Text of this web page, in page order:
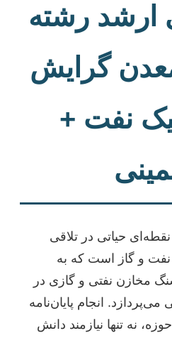
ارشد رشته
گرایش
نفت +
حیاتی در تلاقی
و گاز است که به
مخازن نفتی و گازی در
انجام پایان‌نامه
نه تنها نیازمند دانش